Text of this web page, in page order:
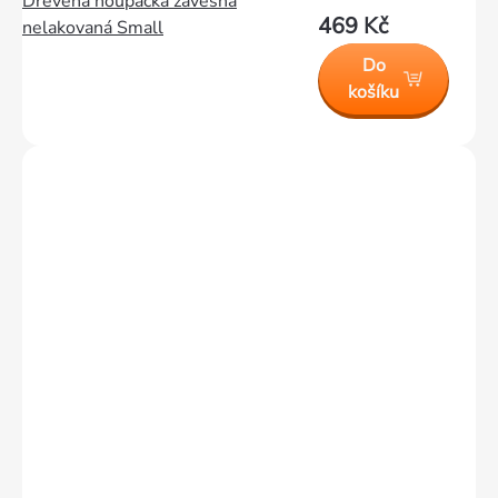
nelakovaná Small
469 Kč
Do
košíku